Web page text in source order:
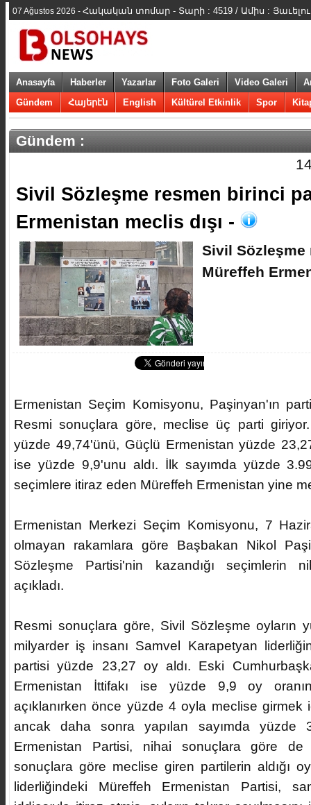
07 Ağustos 2026 - Հակական տոմար - Տարի : 4519 / Ամիս :
Anasayfa Haberler Yazarlar Foto Galeri Video Galeri
Gündem
Հայերէն English Kültürel Etkinlik Spor
Gündem :
​Sivil Sözleşme resmen birinci
Ermenistan meclis dışı -
​Sivil
Müreffeh
Ermenistan Seçim Komisyonu, Paşinyan'ın
Resmi sonuçlara göre, meclise üç parti
yüzde 49,74'ünü, Güçlü Ermenistan yüzde
ise yüzde 9,9'unu aldı. İlk sayımda yüzde
seçimlere itiraz eden Müreffeh Ermenistan yine
Ermenistan Merkezi Seçim Komisyonu, 7
olmayan rakamlara göre Başbakan Nikol
Sözleşme Partisi'nin kazandığı seçimlerin
açıkladı.
Resmi sonuçlara göre, Sivil Sözleşme oyların
milyarder iş insanı Samvel Karapetyan
partisi yüzde 23,27 oy aldı. Eski
Ermenistan İttifakı ise yüzde 9,9 oy
açıklanırken önce yüzde 4 oyla meclise girmek
ancak daha sonra yapılan sayımda yüzde
Ermenistan Partisi, nihai sonuçlara göre de
sonuçlara göre meclise giren partilerin aldığı
liderliğindeki Müreffeh Ermenistan Partisi,